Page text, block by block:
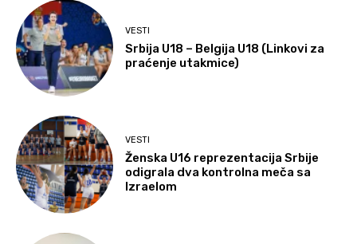
VESTI
Srbija U18 – Belgija U18 (Linkovi za
praćenje utakmice)
VESTI
Ženska U16 reprezentacija Srbije
odigrala dva kontrolna meča sa
Izraelom